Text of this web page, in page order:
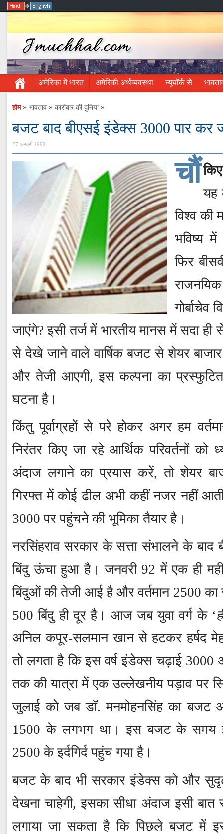
अमेरिका में भारत अमेरिकी अर्थव्यवस्था न्यूयॉर्क से
होम» भावताव » कारोबार की दुनिया»
बजट बाद बीएसई इंडेक्स 3000 पार कर
27 फ़रवरी 1992
चौं
यह
विश्व की
भविष्य में
फिर
गोर्बाचेव
जाएंगे? इसी तर्ज में भारतीय मानस में सदा ही
से देखे जाने वाले वार्षिक बजट से शेयर
और तेजी आएगी, इस कल्पना का
घटना है।
किंतु पूर्वाग्रहों से परे होकर अगर हम
निरंतर किए जा रहे आर्थिक परिवर्तनों को
अंदाज लगाने का प्रयास करें, तो शेयर
गिरफ्त में कोई ढील अभी कहीं नजर नहीं
3000 पर पहुंचने की भूमिका तैयार है।
नरसिंहराव सरकार के सत्ता संभालने के
बिंदु ऊंचा हुआ है। जनवरी 92 में एक ही
बिंदुओं की तेजी आई है और वर्तमान 2500 का
500 बिंदु ही दूर है। आज जब युवा वर्ग के ‘
अनिल कपूर-सलमान खान से हटकर हर्षद
तो लगता है कि इस वर्ष इंडेक्स चढ़ाई 3000
तक की यात्रा में एक उल्लेखनीय पड़ाव पर
जुलाई को जब डॉ. मनमोहनसिंह का बजट
1500 के लगभग था। इस बजट के समय
2500 के इर्दगिर्द पहुंच गया है।
बजट के बाद भी सरकार इंडेक्स को और
देखना चाहेगी, इसका सीधा अंदाज इसी बात
लगाया जा सकता है कि पिछले बजट में